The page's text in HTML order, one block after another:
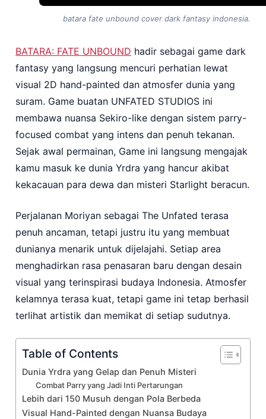
batara fate unbound cover dark fantasy indonesia.
BATARA: FATE UNBOUND hadir sebagai game dark
fantasy yang langsung mencuri perhatian lewat
visual 2D hand-painted dan atmosfer dunia yang
suram. Game buatan UNFATED STUDIOS ini
membawa nuansa Sekiro-like dengan sistem parry-
focused combat yang intens dan penuh tekanan.
Sejak awal permainan, Game ini langsung mengajak
kamu masuk ke dunia Yrdra yang hancur akibat
kekacauan para dewa dan misteri Starlight beracun.
Perjalanan Moriyan sebagai The Unfated terasa
penuh ancaman, tetapi justru itu yang membuat
dunianya menarik untuk dijelajahi. Setiap area
menghadirkan rasa penasaran baru dengan desain
visual yang terinspirasi budaya Indonesia. Atmosfer
kelamnya terasa kuat, tetapi game ini tetap berhasil
terlihat artistik dan memikat di setiap sudutnya.
Table of Contents
Dunia Yrdra yang Gelap dan Penuh Misteri
Combat Parry yang Jadi Inti Pertarungan
Lebih dari 150 Musuh dengan Pola Berbeda
Visual Hand-Painted dengan Nuansa Budaya